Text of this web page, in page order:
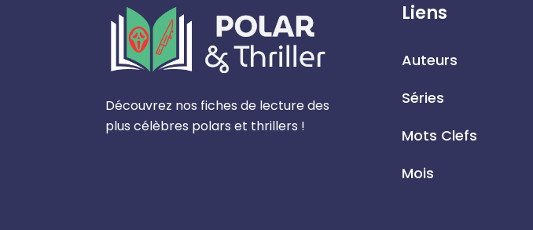
Découvrez nos fiches de lecture des
plus célèbres polars et thrillers !
Liens
Auteurs
Séries
Mots Clefs
Mois